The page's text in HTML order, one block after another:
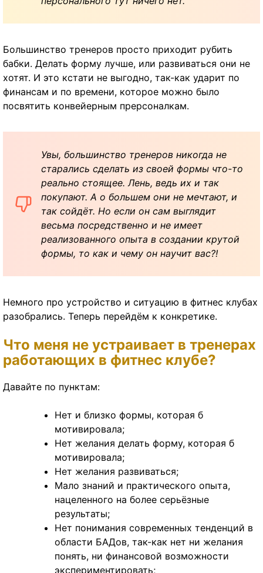
Большинство тренеров просто приходит рубить
бабки. Делать форму лучше, или развиваться они не
хотят. И это кстати не выгодно, так-как ударит по
финансам и по времени, которое можно было
посвятить конвейерным прерсоналкам.
Увы, большинство тренеров никогда не
старались сделать из своей формы что-то
реально стоящее. Лень, ведь их и так
покупают. А о большем они не мечтают, и
так сойдёт. Но если он сам выглядит
весьма посредственно и не имеет
реализованного опыта в создании крутой
формы, то как и чему он научит вас?!
Немного про устройство и ситуацию в фитнес клубах
разобрались. Теперь перейдём к конкретике.
Что меня не устраивает в тренерах
работающих в фитнес клубе?
Давайте по пунктам:
Нет и близко формы, которая б
мотивировала;
Нет желания делать форму, которая б
мотивировала;
Нет желания развиваться;
Мало знаний и практического опыта,
нацеленного на более серьёзные
результаты;
Нет понимания современных тенденций в
области БАДов, так-как нет ни желания
понять, ни финансовой возможности
экспериментировать;